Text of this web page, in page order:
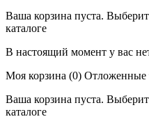
Ваша корзина пуста.
каталоге
В настоящий момент у вас
Моя корзина (0) Отложенные
Ваша корзина пуста.
каталоге